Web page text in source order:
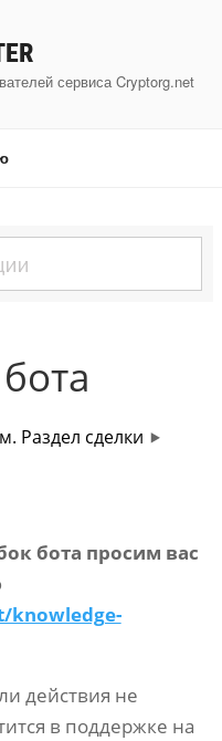
сервиса Cryptorg.net
Раздел сделки
бота просим вас
knowledge-
действия не
в поддержке на